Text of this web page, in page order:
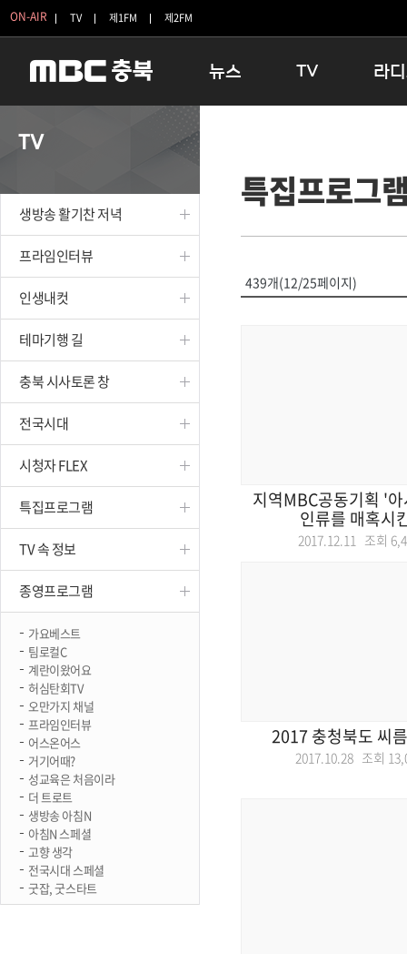
ON-AIR TV 제1FM 제2FM
뉴스
보은
옥천
TV
인생내컷
테마기행 길
시청자 FLEX
특집프로그램
라
16:00 완
우리 고
TV
생방송 활기찬 저녁
프라임인터뷰
인생내컷
테마기행 길
충북 시사토론 창
전국시대
시청자 FLEX
특집프로그램
TV 속 정보
종영프로그램
가요베스트
팀로컬C
계란이왔어요
허심탄회TV
오만가지 채널
프라임인터뷰
어스온어스
거기어때?
성교육은 처음이라
더 트로트
생방송 아침N
아침N 스페셜
고향 생각
전국시대 스페셜
굿잡, 굿스타트
특집프로그
439개(12/25페이지)
지역MBC공동기획 '
인류를 매혹시
2017.12.11 조회
2017 충청북도 씨
2017.10.28 조회